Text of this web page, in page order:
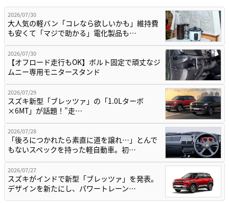
2026/07/30
大人気の軽バン「コレなら欲しいかも」維持費
も安くて「マジで助かる」電化製品も…
2026/07/30
【オフロード走行もOK】ボルト固定で頑丈なジ
ムニー専用モニタースタンド
2026/07/29
スズキ新型「ブレッツァ」の「1.0Lターボ
×6MT」が話題！”走…
2026/07/28
「後ろにつかれたら素直に道を譲れ…」とんで
もないスペックを持った軽自動車。初…
2026/07/27
スズキがインドで新型「ブレッツァ」を発表。
デザインを新たにし、パワートレーン…